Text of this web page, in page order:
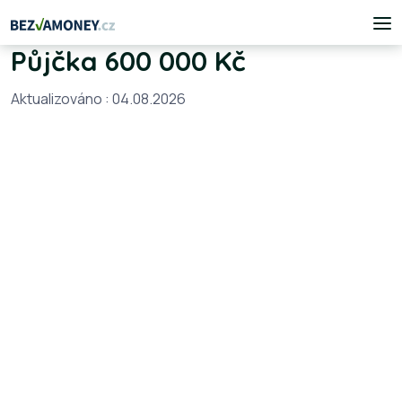
Půjčka 600 000 Kč
Aktualizováno : 04.08.2026